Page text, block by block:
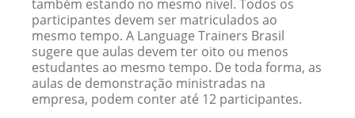
também estando no mesmo nível. Todos os
participantes devem ser matriculados ao
mesmo tempo. A Language Trainers Brasil
sugere que aulas devem ter oito ou menos
estudantes ao mesmo tempo. De toda forma, as
aulas de demonstração ministradas na
empresa, podem conter até 12 participantes.